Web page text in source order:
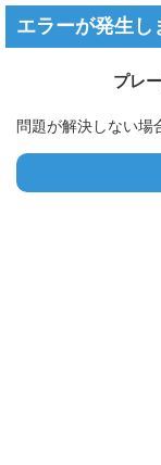
エラーが発生し
プレ
問題が解決しない場